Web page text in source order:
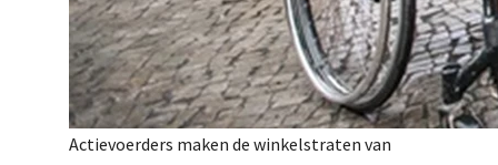
Actievoerders maken de winkelstraten van